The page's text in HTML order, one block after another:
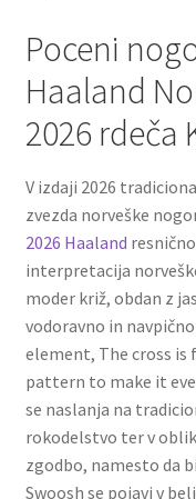
Poceni
Haaland
2026 rdeča
V izdaji 2026
zvezda norveške
2026 Haaland
interpretacija
moder križ, obdan z
vodoravno in
element, The cross
pattern to make it
se naslanja na
rokodelstvo ter v
zgodbo, namesto da
Swoosh se pojavi v